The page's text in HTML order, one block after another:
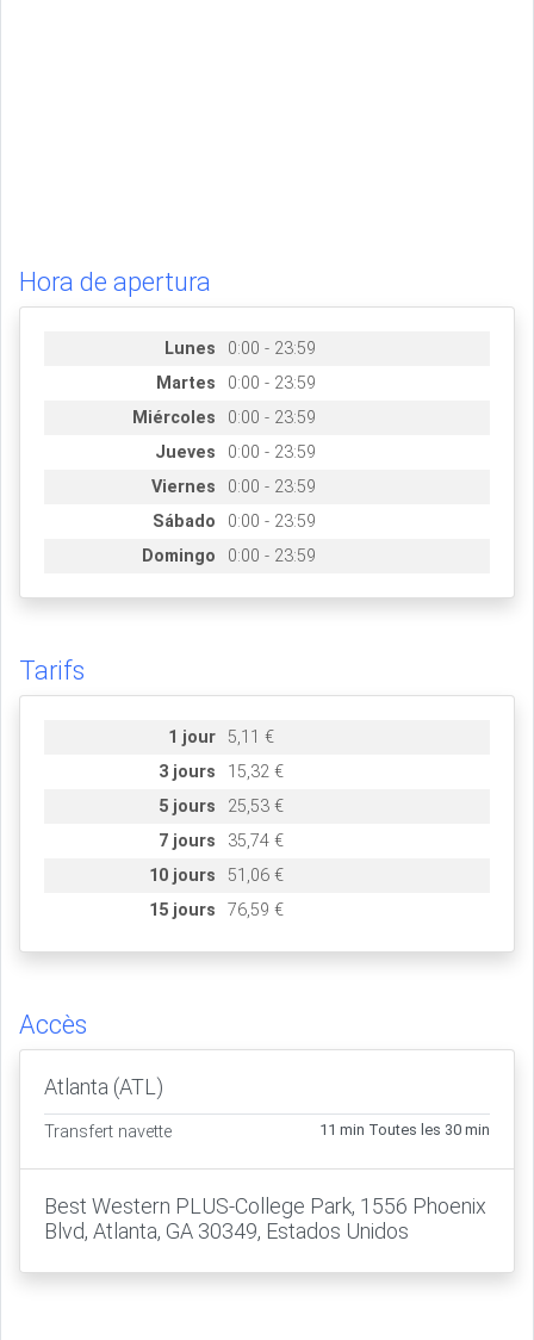
Hora de apertura
Lunes
0:00 - 23:59
Martes
0:00 - 23:59
Miércoles
0:00 - 23:59
Jueves
0:00 - 23:59
Viernes
0:00 - 23:59
Sábado
0:00 - 23:59
Domingo
0:00 - 23:59
Tarifs
1 jour
5,11 €
3 jours
15,32 €
5 jours
25,53 €
7 jours
35,74 €
10 jours
51,06 €
15 jours
76,59 €
Accès
Atlanta (ATL)
Transfert navette 11 min Toutes les 30 min
Best Western PLUS-College Park, 1556 Phoenix
Blvd, Atlanta, GA 30349, Estados Unidos